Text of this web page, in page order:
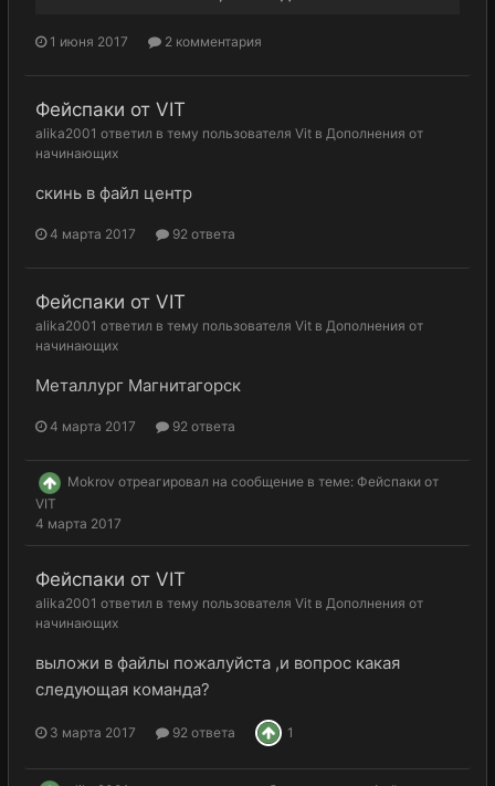
1 июня 2017 2 комментария
Фейспаки от VIT
alika2001 ответил в тему пользователя Vit в Дополнения от
начинающих
скинь в файл центр
4 марта 2017 92 ответа
Фейспаки от VIT
alika2001 ответил в тему пользователя Vit в Дополнения от
начинающих
Металлург Магнитагорск
4 марта 2017 92 ответа
Mokrov отреагировал на сообщение в теме: Фейспаки от
VIT
4 марта 2017
Фейспаки от VIT
alika2001 ответил в тему пользователя Vit в Дополнения от
начинающих
выложи в файлы пожалуйста ,и вопрос какая
следующая команда?
3 марта 2017 92 ответа 1